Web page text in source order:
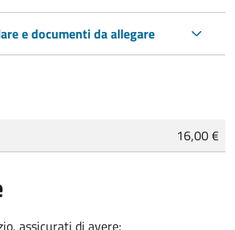
e documenti da allegare
16,00 €
assicurati di avere: